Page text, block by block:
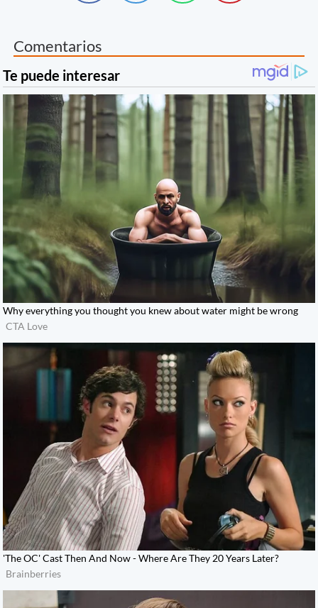
Comentarios